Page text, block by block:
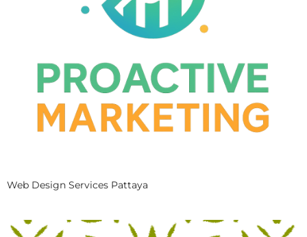
Web Design Services Pattaya